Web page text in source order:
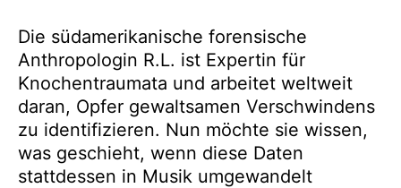
Die südamerikanische forensische
Anthropologin R.L. ist Expertin für
Knochentraumata und arbeitet weltweit
daran, Opfer gewaltsamen Verschwindens
zu identifizieren. Nun möchte sie wissen,
was geschieht, wenn diese Daten
stattdessen in Musik umgewandelt